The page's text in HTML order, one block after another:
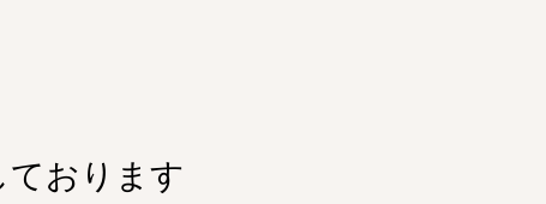
ております